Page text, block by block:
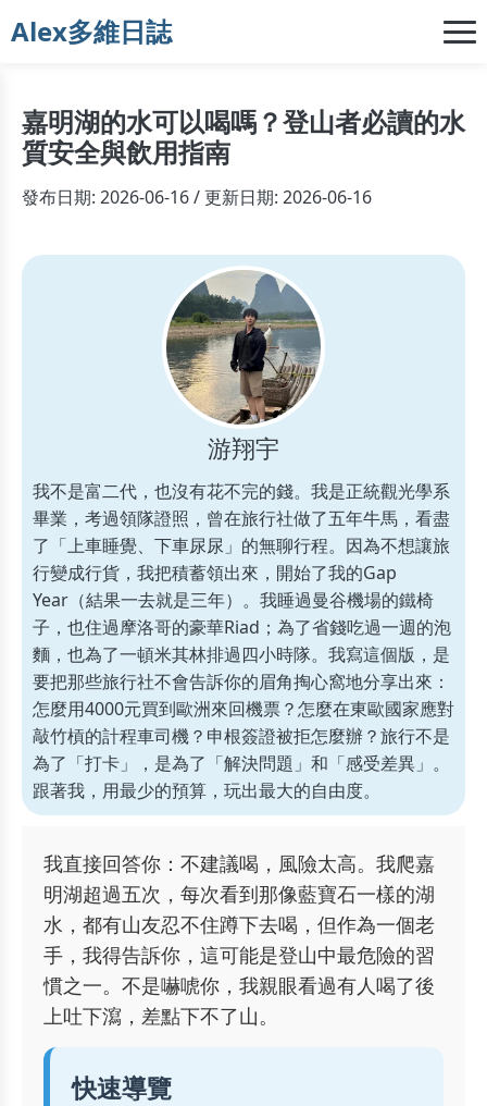
Alex多維日誌
嘉明湖的水可以喝嗎？登山者必讀的水
質安全與飲用指南
發布日期: 2026-06-16 / 更新日期: 2026-06-16
游翔宇
我不是富二代，也沒有花不完的錢。我是正統觀光學系
畢業，考過領隊證照，曾在旅行社做了五年牛馬，看盡
了「上車睡覺、下車尿尿」的無聊行程。因為不想讓旅
行變成行貨，我把積蓄領出來，開始了我的Gap
Year（結果一去就是三年）。我睡過曼谷機場的鐵椅
子，也住過摩洛哥的豪華Riad；為了省錢吃過一週的泡
麵，也為了一頓米其林排過四小時隊。我寫這個版，是
要把那些旅行社不會告訴你的眉角掏心窩地分享出來：
怎麼用4000元買到歐洲來回機票？怎麼在東歐國家應對
敲竹槓的計程車司機？申根簽證被拒怎麼辦？旅行不是
為了「打卡」，是為了「解決問題」和「感受差異」。
跟著我，用最少的預算，玩出最大的自由度。
我直接回答你：不建議喝，風險太高。我爬嘉
明湖超過五次，每次看到那像藍寶石一樣的湖
水，都有山友忍不住蹲下去喝，但作為一個老
手，我得告訴你，這可能是登山中最危險的習
慣之一。不是嚇唬你，我親眼看過有人喝了後
上吐下瀉，差點下不了山。
快速導覽